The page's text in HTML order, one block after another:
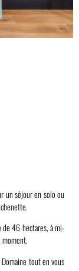
un séjour en solo ou
de 46 hectares, à mi-
tout en vous